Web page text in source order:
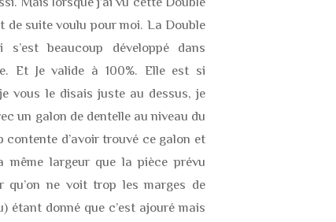
de suite voulu pour moi. La Double
beaucoup développé dans
Et Je valide à 100%. Elle est si
vous le disais juste au dessus, je
un galon de dentelle au niveau du
contente d’avoir trouvé ce galon et
même largeur que la pièce prévu
qu’on ne voit trop les marges de
étant donné que c’est ajouré mais